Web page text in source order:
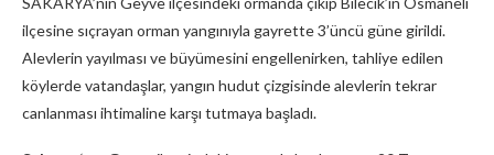
ilçesine sıçrayan orman yangınıyla gayrette 3’üncü güne girildi.
Alevlerin yayılması ve büyümesini engellenirken, tahliye edilen
köylerde vatandaşlar, yangın hudut çizgisinde alevlerin tekrar
canlanması ihtimaline karşı tutmaya başladı.